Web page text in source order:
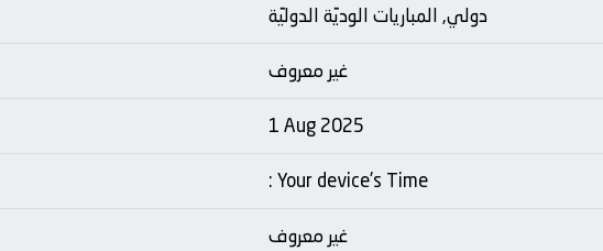
دولي, المباريات الوديّة الدوليّة
غير معروف
1 Aug 2025
: Your device's Time
غير معروف